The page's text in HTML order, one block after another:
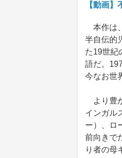
【動画
本作は
半自伝的
た19世紀
語だ。
今なお世
より豊
インガル
ー）、ロ
前向きで
り者の母